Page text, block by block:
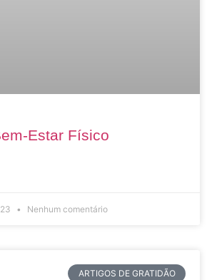
Estar Físico
Nenhum comentário
ARTIGOS DE GRATIDÃO